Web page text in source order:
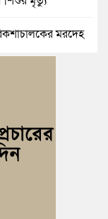
মরদেহ
জোটের র‍্যালি